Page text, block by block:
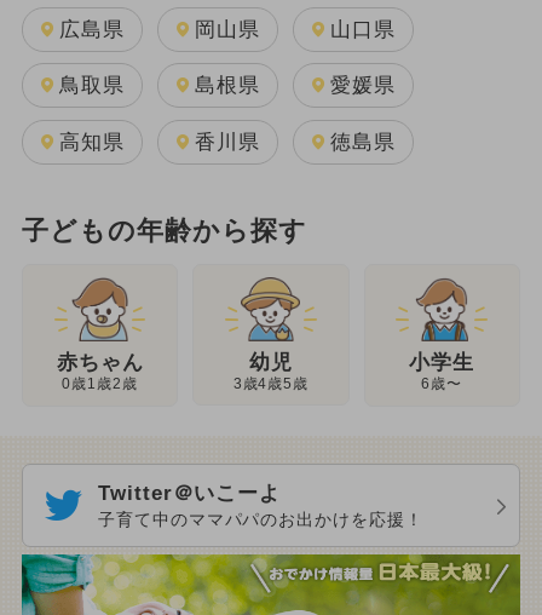
広島県 岡山県 山口県
鳥取県 島根県 愛媛県
高知県 香川県 徳島県
子どもの年齢から探す
赤ちゃん
0歳1歳2歳
幼児
3歳4歳5歳
小学生
6歳〜
Twitter＠いこーよ
子育て中のママパパのお出かけを応援！